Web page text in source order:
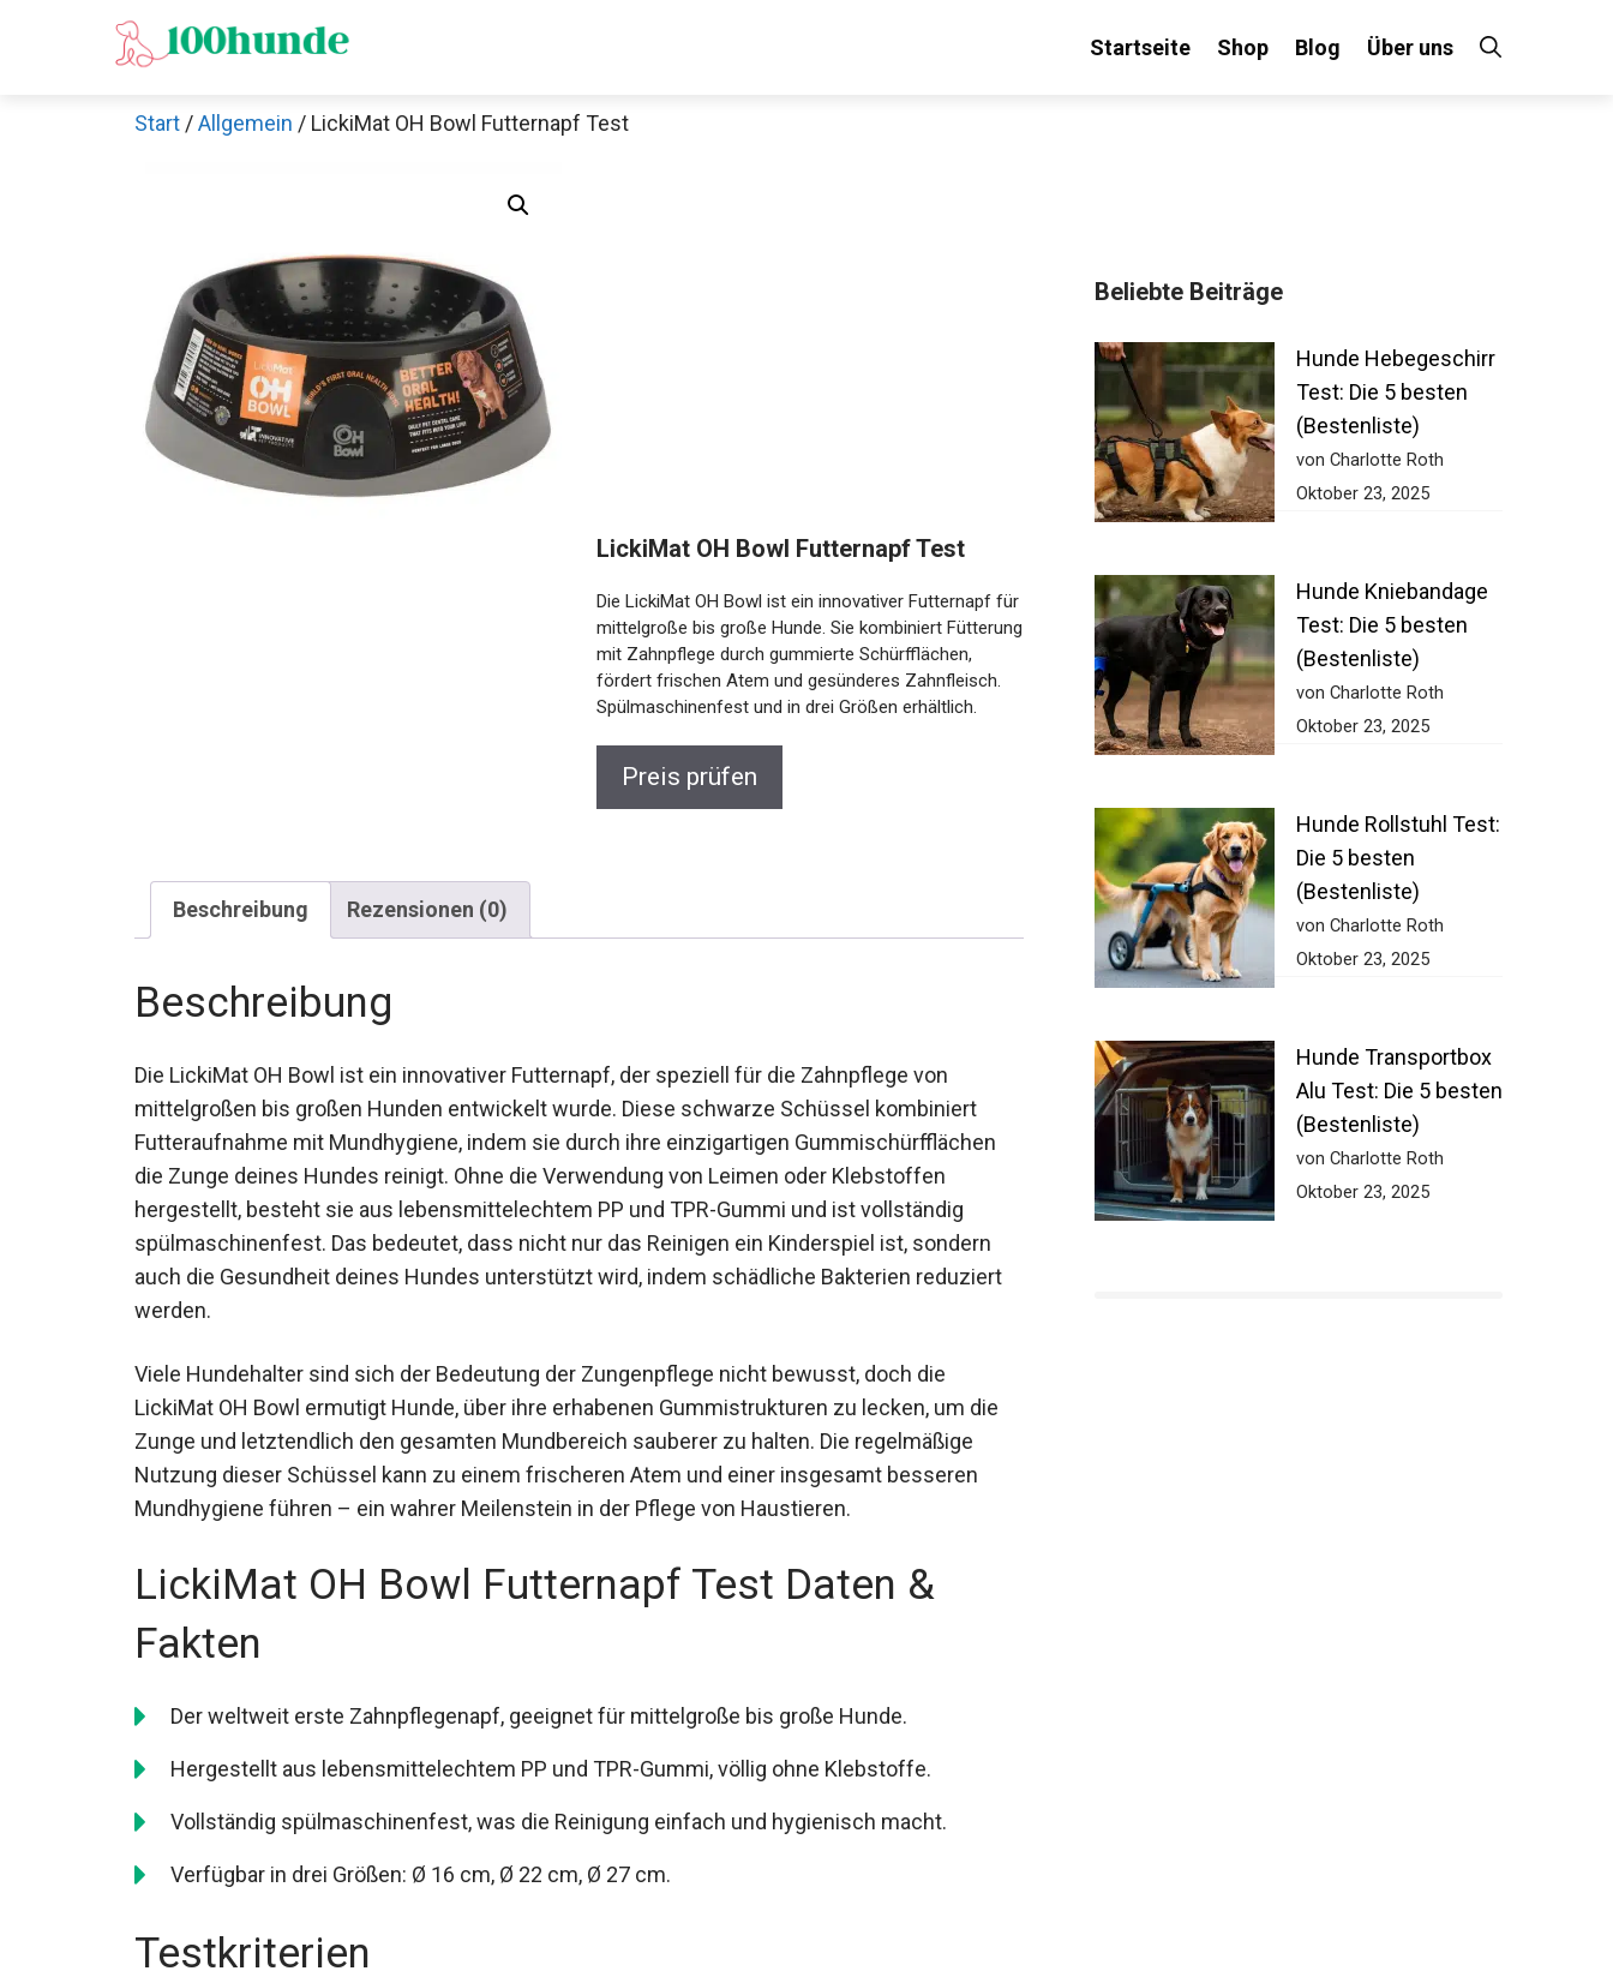
Startseite Shop Blog Über uns
Start /Allgemein / LickiMat OH Bowl Futternapf Test
LickiMat OH Bowl Futternapf Test
Die LickiMat OH Bowl ist ein innovativer Futternapf für
mittelgroße bis große Hunde. Sie kombiniert Fütterung
mit Zahnpflege durch gummierte Schürfflächen,
fördert frischen Atem und gesünderes Zahnfleisch.
Spülmaschinenfest und in drei Größen erhältlich.
Preis prüfen
Beschreibung Rezensionen (0)
Beschreibung
Die LickiMat OH Bowl ist ein innovativer Futternapf, der speziell für die Zahnpflege von
mittelgroßen bis großen Hunden entwickelt wurde. Diese schwarze Schüssel kombiniert
Futteraufnahme mit Mundhygiene, indem sie durch ihre einzigartigen Gummischürfflächen
die Zunge deines Hundes reinigt. Ohne die Verwendung von Leimen oder Klebstoffen
hergestellt, besteht sie aus lebensmittelechtem PP und TPR-Gummi und ist vollständig
spülmaschinenfest. Das bedeutet, dass nicht nur das Reinigen ein Kinderspiel ist, sondern
auch die Gesundheit deines Hundes unterstützt wird, indem schädliche Bakterien reduziert
werden.
Viele Hundehalter sind sich der Bedeutung der Zungenpflege nicht bewusst, doch die
LickiMat OH Bowl ermutigt Hunde, über ihre erhabenen Gummistrukturen zu lecken, um die
Zunge und letztendlich den gesamten Mundbereich sauberer zu halten. Die regelmäßige
Nutzung dieser Schüssel kann zu einem frischeren Atem und einer insgesamt besseren
Mundhygiene führen – ein wahrer Meilenstein in der Pflege von Haustieren.
LickiMat OH Bowl Futternapf Test Daten &
Fakten
Der weltweit erste Zahnpflegenapf, geeignet für mittelgroße bis große Hunde.
Hergestellt aus lebensmittelechtem PP und TPR-Gummi, völlig ohne Klebstoffe.
Vollständig spülmaschinenfest, was die Reinigung einfach und hygienisch macht.
Verfügbar in drei Größen: Ø 16 cm, Ø 22 cm, Ø 27 cm.
Testkriterien
Beliebte Beiträge
Hunde Hebegeschirr
Test: Die 5 besten
(Bestenliste)
von Charlotte Roth
Oktober 23, 2025
Hunde Kniebandage
Test: Die 5 besten
(Bestenliste)
von Charlotte Roth
Oktober 23, 2025
Hunde Rollstuhl Test:
Die 5 besten
(Bestenliste)
von Charlotte Roth
Oktober 23, 2025
Hunde Transportbox
Alu Test: Die 5 besten
(Bestenliste)
von Charlotte Roth
Oktober 23, 2025